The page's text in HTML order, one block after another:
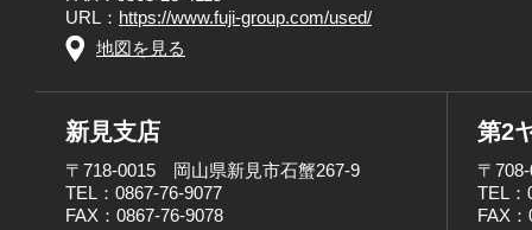
URL： https://www.fuji-group.com/used/
地図を見る
新見支店
〒718-0015 岡山県新見市石蟹267-9
TEL：0867-76-9077
FAX：0867-76-9078
第2
〒
TEL：
FAX